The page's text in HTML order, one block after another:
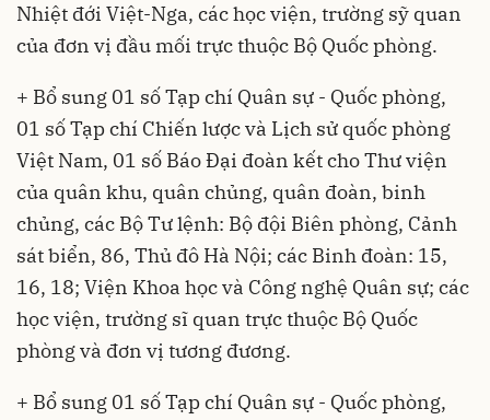
Nhiệt đới Việt-Nga, các học viện, trường sỹ quan
của đơn vị đầu mối trực thuộc Bộ Quốc phòng.
+ Bổ sung 01 số Tạp chí Quân sự - Quốc phòng,
01 số Tạp chí Chiến lược và Lịch sử quốc phòng
Việt Nam, 01 số Báo Đại đoàn kết cho Thư viện
của quân khu, quân chủng, quân đoàn, binh
chủng, các Bộ Tư lệnh: Bộ đội Biên phòng, Cảnh
sát biển, 86, Thủ đô Hà Nội; các Binh đoàn: 15,
16, 18; Viện Khoa học và Công nghệ Quân sự; các
học viện, trường sĩ quan trực thuộc Bộ Quốc
phòng và đơn vị tương đương.
+ Bổ sung 01 số Tạp chí Quân sự - Quốc phòng,